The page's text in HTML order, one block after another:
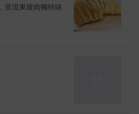
呈現東坡肉獨特綿